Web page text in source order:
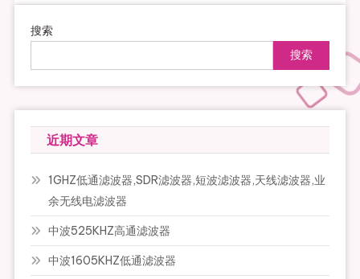
搜索
搜索
近期文章
1GHZ低通滤波器,SDR滤波器,短波滤波器,天线滤波器,业
余无线电滤波器
中波525KHZ高通滤波器
中波1605KHZ低通滤波器